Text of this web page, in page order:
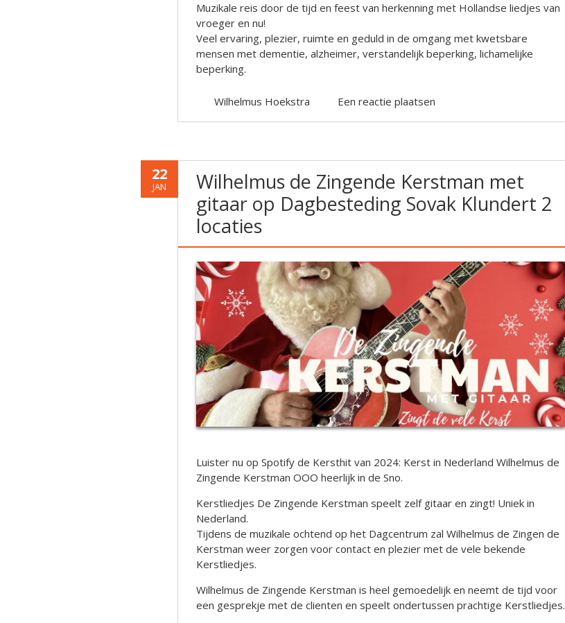
Muzikale reis door de tijd en feest van herkenning met Hollandse liedjes van
vroeger en nu!
Veel ervaring, plezier, ruimte en geduld in de omgang met kwetsbare
mensen met dementie, alzheimer, verstandelijk beperking, lichamelijke
beperking.
Wilhelmus Hoekstra Een reactie plaatsen
22
JAN
Wilhelmus de Zingende Kerstman met
gitaar op Dagbesteding Sovak Klundert 2
locaties
Luister nu op Spotify de Kersthit van 2024: Kerst in Nederland Wilhelmus de
Zingende Kerstman OOO heerlijk in de Sno.
Kerstliedjes De Zingende Kerstman speelt zelf gitaar en zingt! Uniek in
Nederland.
Tijdens de muzikale ochtend op het Dagcentrum zal Wilhelmus de Zingen de
Kerstman weer zorgen voor contact en plezier met de vele bekende
Kerstliedjes.
Wilhelmus de Zingende Kerstman is heel gemoedelijk en neemt de tijd voor
een gesprekje met de clienten en speelt ondertussen prachtige Kerstliedjes.